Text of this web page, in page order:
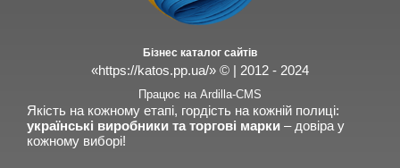
Бізнес каталог сайтів
«https://katos.pp.ua/» © | 2012 - 2024
Працює на Ardilla-CMS
Якість на кожному етапі, гордість на кожній полиці:
українські виробники та торгові марки – довіра у
кожному виборі!